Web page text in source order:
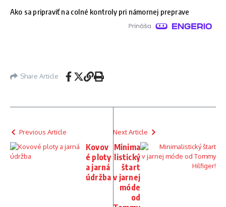
Ako sa pripraviť na colné kontroly pri námornej preprave
Share Article
Previous Article
Kovov
é ploty
a jarná
údržba
Next Article
Minima
listický
štart
v jarnej
móde
od